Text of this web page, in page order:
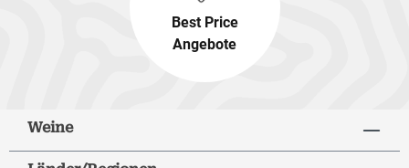
Best Price
Angebote
Weine